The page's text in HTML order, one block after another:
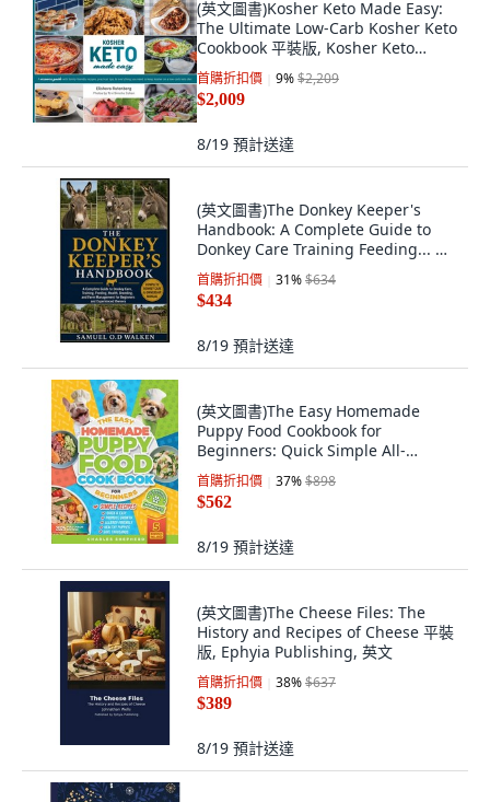
(英文圖書)Kosher Keto Made Easy:
The Ultimate Low-Carb Kosher Keto
Cookbook 平裝版, Kosher Keto
Made Easy, 英文
首購折扣價 9%$2,209
$2,009
8/19 預計送達
(英文圖書)The Donkey Keeper's
Handbook: A Complete Guide to
Donkey Care Training Feeding... 平
裝版, Independently Published, 英
文
首購折扣價 31%$634
$434
8/19 預計送達
(英文圖書)The Easy Homemade
Puppy Food Cookbook for
Beginners: Quick Simple All-
Natural ... 平裝版, Charles
Shepherd, 英文
首購折扣價 37%$898
$562
8/19 預計送達
(英文圖書)The Cheese Files: The
History and Recipes of Cheese 平裝
版, Ephyia Publishing, 英文
首購折扣價 38%$637
$389
8/19 預計送達